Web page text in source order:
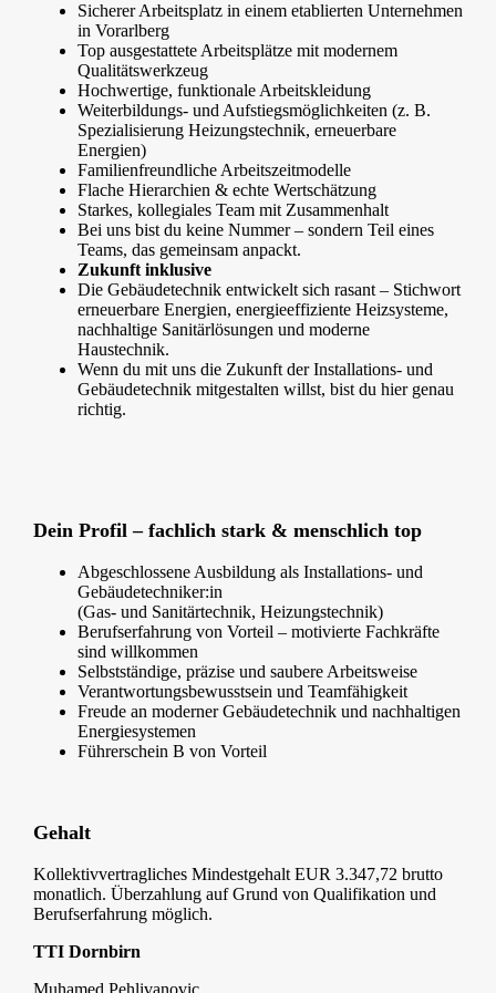
Sicherer Arbeitsplatz in einem etablierten Unternehmen
in Vorarlberg
Top ausgestattete Arbeitsplätze mit modernem
Qualitätswerkzeug
Hochwertige, funktionale Arbeitskleidung
Weiterbildungs- und Aufstiegsmöglichkeiten (z. B.
Spezialisierung Heizungstechnik, erneuerbare
Energien)
Familienfreundliche Arbeitszeitmodelle
Flache Hierarchien & echte Wertschätzung
Starkes, kollegiales Team mit Zusammenhalt
Bei uns bist du keine Nummer – sondern Teil eines
Teams, das gemeinsam anpackt.
Zukunft inklusive
Die Gebäudetechnik entwickelt sich rasant – Stichwort
erneuerbare Energien, energieeffiziente Heizsysteme,
nachhaltige Sanitärlösungen und moderne
Haustechnik.
Wenn du mit uns die Zukunft der Installations- und
Gebäudetechnik mitgestalten willst, bist du hier genau
richtig.
Dein Profil – fachlich stark & menschlich top
Abgeschlossene Ausbildung als Installations- und
Gebäudetechniker:in
(Gas- und Sanitärtechnik, Heizungstechnik)
Berufserfahrung von Vorteil – motivierte Fachkräfte
sind willkommen
Selbstständige, präzise und saubere Arbeitsweise
Verantwortungsbewusstsein und Teamfähigkeit
Freude an moderner Gebäudetechnik und nachhaltigen
Energiesystemen
Führerschein B von Vorteil
Gehalt
Kollektivvertragliches Mindestgehalt EUR 3.347,72 brutto
monatlich. Überzahlung auf Grund von Qualifikation und
Berufserfahrung möglich.
TTI Dornbirn